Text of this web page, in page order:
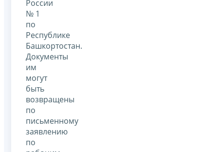
России
№ 1
по
Республике
Башкортостан.
Документы
им
могут
быть
возвращены
по
письменному
заявлению
по